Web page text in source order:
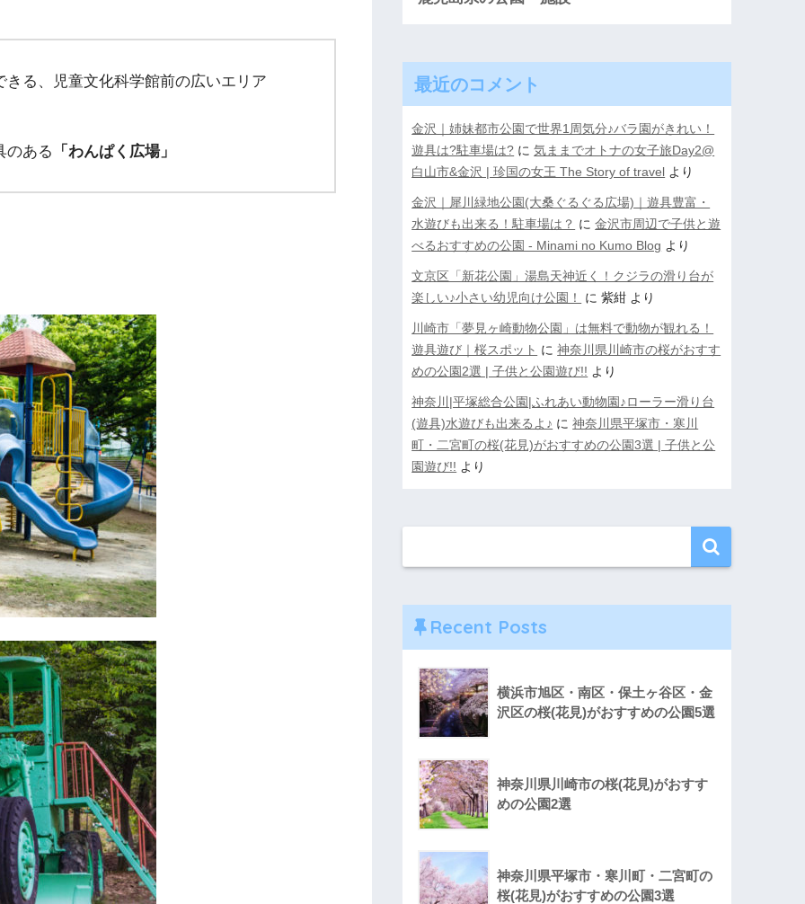
る、児童文化科学館前の広いエリア
のある 「わんぱく広場」
最近のコメント
金沢｜姉妹都市公園で世界1周気分♪バラ園がきれい！
遊具は?駐車場は? に気ままでオトナの女子旅Day2@
白山市&金沢 | 珍国の女王 The Story of travel より
金沢｜犀川緑地公園(大桑ぐるぐる広場)｜遊具豊富・
水遊びも出来る！駐車場は？ に金沢市周辺で子供と遊
べるおすすめの公園 - Minami no Kumo Blog より
文京区「新花公園」湯島天神近く！クジラの滑り台が
楽しい♪小さい幼児向け公園！
に紫紺 より
川崎市「夢見ヶ崎動物公園」は無料で動物が観れる！
遊具遊び｜桜スポット に神奈川県川崎市の桜がおすす
めの公園2選 | 子供と公園遊び!! より
神奈川|平塚総合公園|ふれあい動物園♪ローラー滑り台
(遊具)水遊びも出来るよ♪ に神奈川県平塚市・寒川
町・二宮町の桜(花見)がおすすめの公園3選 | 子供と公
園遊び!! より
Recent Posts
横浜市旭区・南区・保土ヶ谷区・金
沢区の桜(花見)がおすすめの公園5選
神奈川県川崎市の桜(花見)がおすす
めの公園2選
神奈川県平塚市・寒川町・二宮町の
桜(花見)がおすすめの公園3選